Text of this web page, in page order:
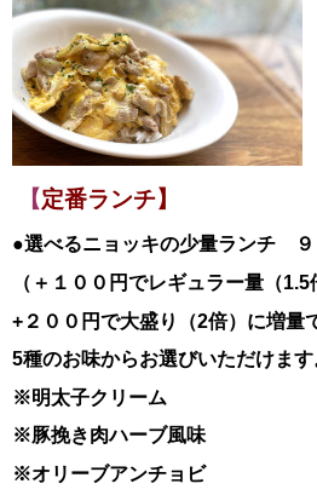
【定番ランチ】
●選べるニョッキの少量ランチ ９
（＋１００円でレギュラー量（1.5
+２００円で大盛り（2倍）に増量
5種のお味からお選びいただけます
※明太子クリーム
※豚挽き肉ハーブ風味
※オリーブアンチョビ